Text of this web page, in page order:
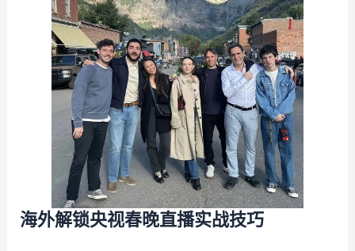
海外解锁央视春晚直播实战技巧